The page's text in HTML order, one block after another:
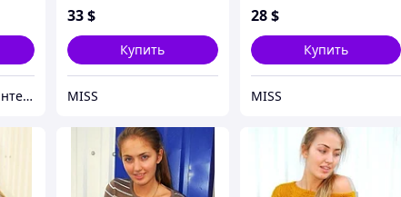
▌█ PrikidON│▌█ Интернет-Магазин-МОДНОЙ ОДЕЖДЫ
33$
Купить
MISS
28 $
Купить
MISS